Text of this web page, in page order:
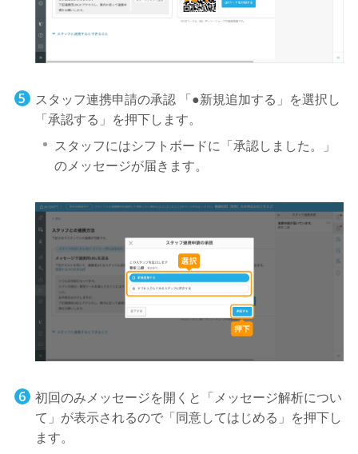
スタッフ連携申請の承認 「●新規追加する」を選択し
「承認する」を押下します。
スタッフにはシフトボードに「承認しました。」
のメッセージが届きます。
初回のみメッセージを開くと「メッセージ解析につい
て」が表示されるので「同意してはじめる」を押下し
ます。